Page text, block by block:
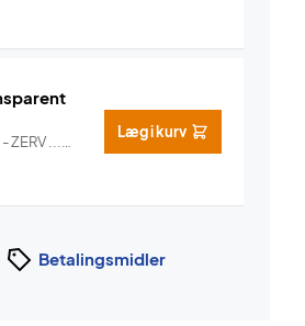
...
Læg i kurv
Betalingsmidler